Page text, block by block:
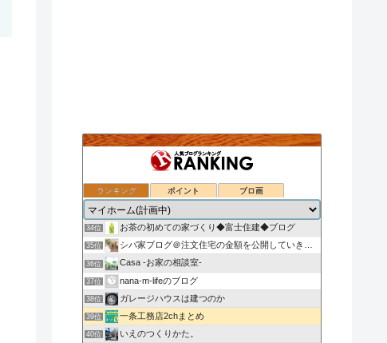
ランキング ポイント ブロ画
32位 ついのすみかはここにあるか
33位 30代の会社員がマイホームを買うってよ！
34位 お茶の初めての家づくり◆富士住建◆ブログ
35位 シバ家ブログ＠注文住宅の金額を公開していきます
36位 Casa -お家の相談室-
37位 nana-m-lifeのブログ
38位 ガレージハウスは建つのか
39位 一条工務店2chまとめ
40位 いえのつくりかた。